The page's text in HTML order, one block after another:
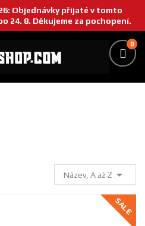
Objednávky přijaté v tomto
24. 8. Děkujeme za pochopení.
0
Název, A až Z 
SALE